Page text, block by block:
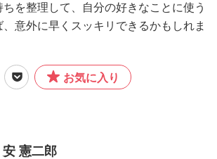
ちを整理して、自分の好きなことに使う
意外に早くスッキリできるかもしれま
お気に入り
安 憲二郎